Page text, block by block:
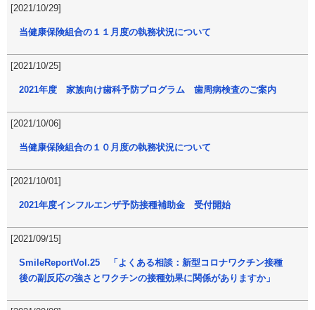
[2021/10/29]
当健康保険組合の１１月度の執務状況について
[2021/10/25]
2021年度 家族向け歯科予防プログラム 歯周病検査のご案内
[2021/10/06]
当健康保険組合の１０月度の執務状況について
[2021/10/01]
2021年度インフルエンザ予防接種補助金 受付開始
[2021/09/15]
SmileReportVol.25 「よくある相談：新型コロナワクチン接種
後の副反応の強さとワクチンの接種効果に関係がありますか」